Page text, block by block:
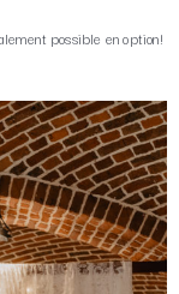
possible en option!